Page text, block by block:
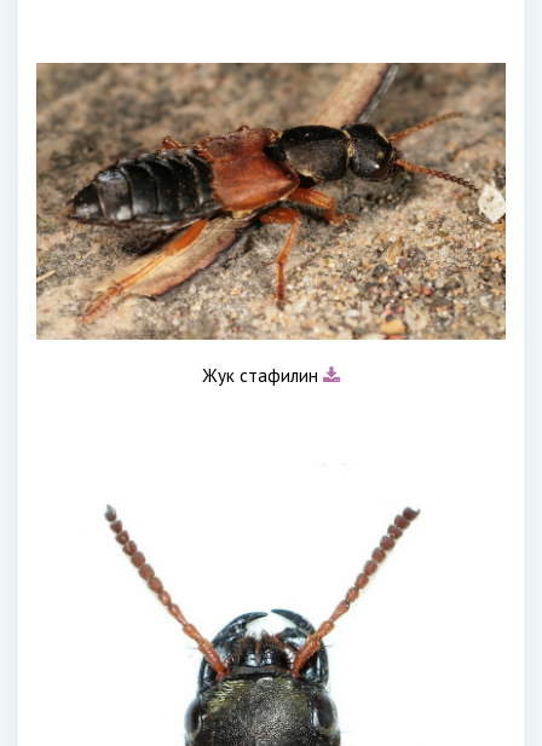
Жук стафилин